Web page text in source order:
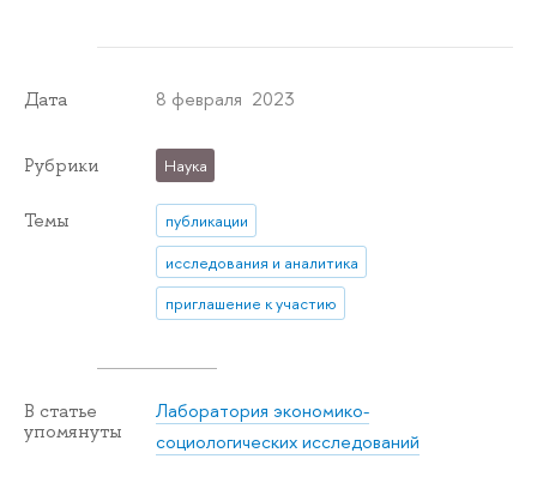
Дата 8 февраля 2023
Рубрики Наука
Темы
публикации
исследования и аналитика
приглашение к участию
В статье
упомянуты
Лаборатория экономико-
социологических исследований